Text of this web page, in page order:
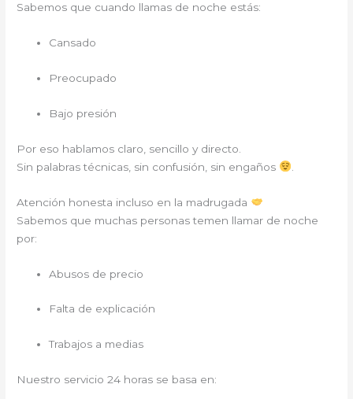
Sabemos que cuando llamas de noche estás:
Cansado
Preocupado
Bajo presión
Por eso hablamos claro, sencillo y directo.
Sin palabras técnicas, sin confusión, sin engaños
Atención honesta incluso en la madrugada
Sabemos que muchas personas temen llamar de noche
por:
Abusos de precio
Falta de explicación
Trabajos a medias
Nuestro servicio 24 horas se basa en: